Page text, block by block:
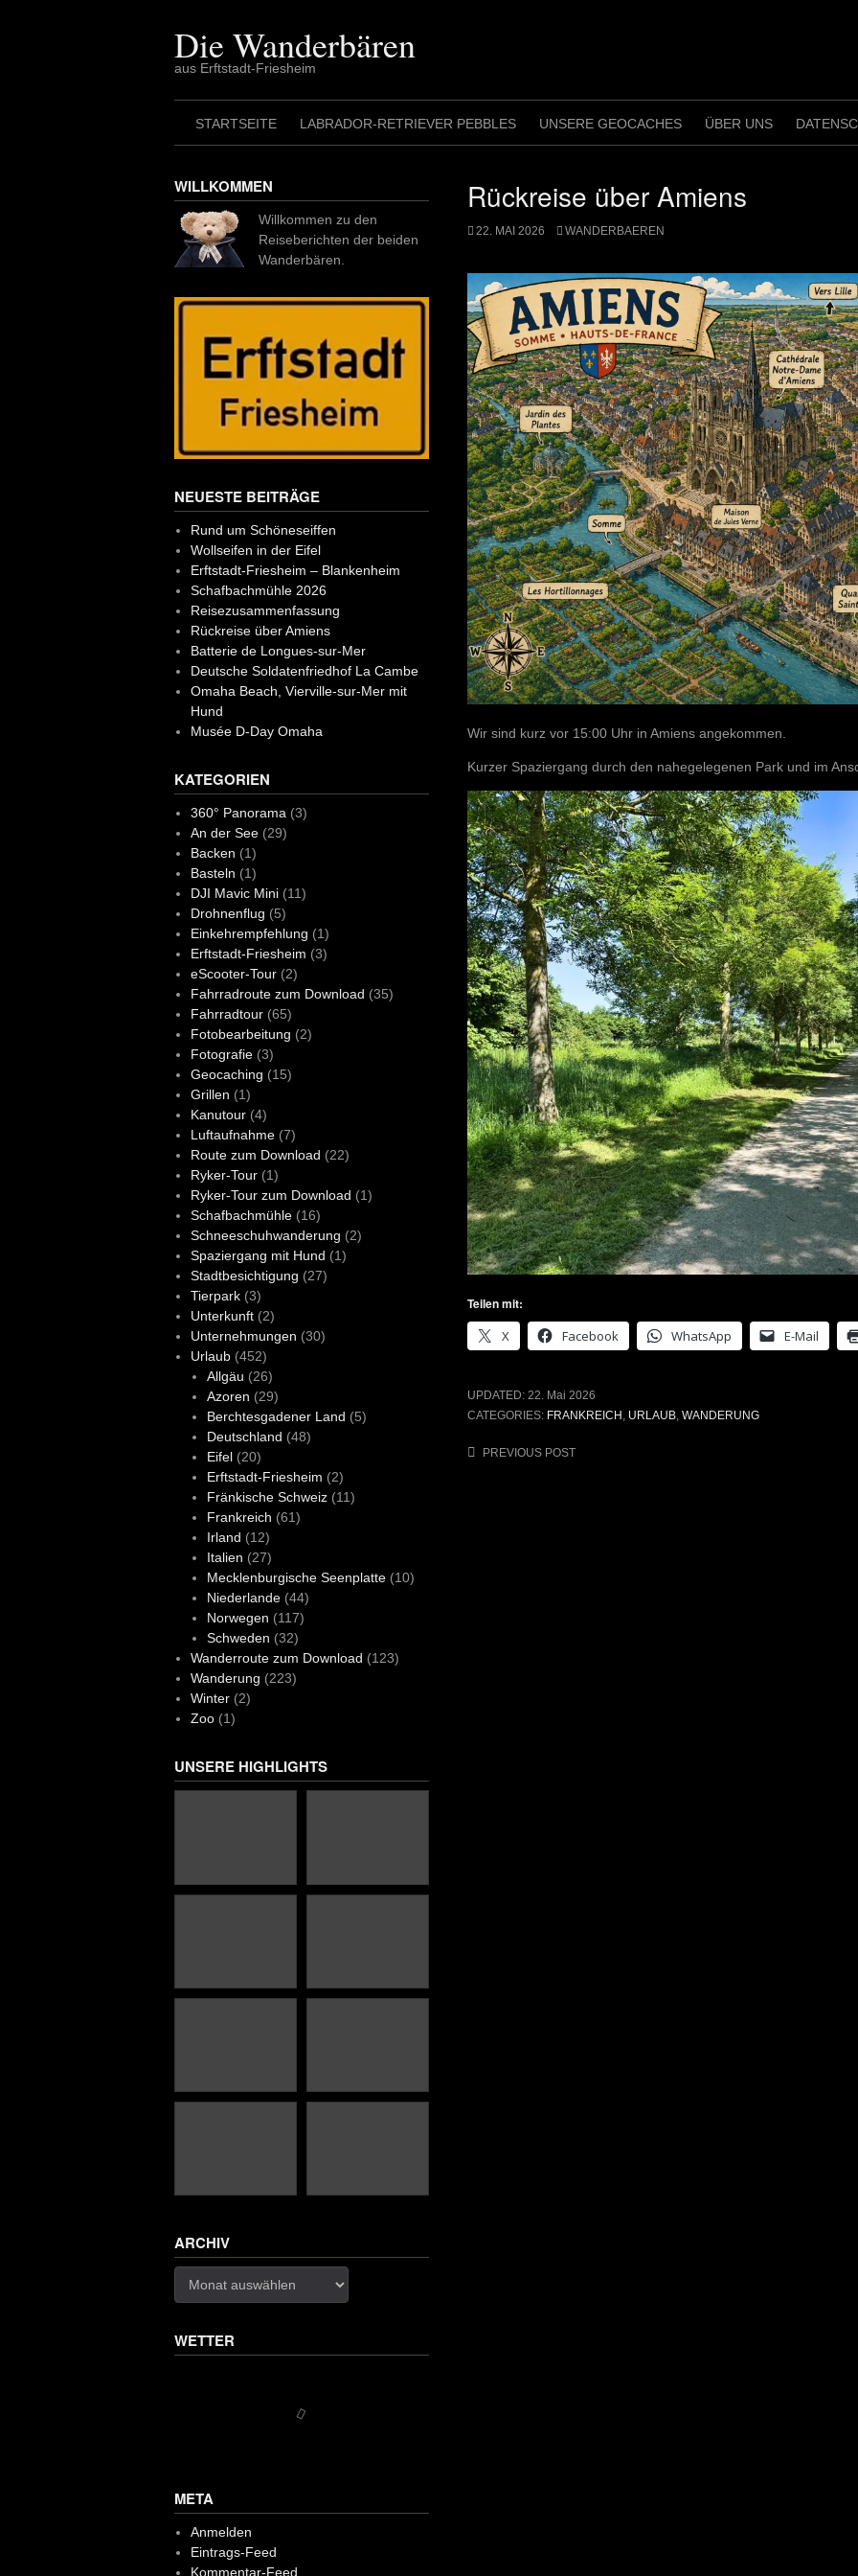
Die Wanderbären
aus Erftstadt-Friesheim
STARTSEITE LABRADOR-RETRIEVER PEBBLES UNSERE GEOCACHES ÜBER UNS
Rückreise über Amiens
22. MAI 2026 WANDERBAEREN
Wir sind kurz vor 15:00 Uhr in Amiens angekommen.
Kurzer Spaziergang durch den nahegelegenen Park und im
Teilen mit:
X
Facebook WhatsApp E-Mail
UPDATED: 22. Mai 2026
CATEGORIES: FRANKREICH , URLAUB, WANDERUNG
PostPREVIOUS POST
WILLKOMMEN
Willkommen zu den
Reiseberichten der beiden
Wanderbären.
NEUESTE BEITRÄGE
Rund um Schöneseiffen
Wollseifen in der Eifel
Erftstadt-Friesheim – Blankenheim
Schafbachmühle 2026
Reisezusammenfassung
Rückreise über Amiens
Batterie de Longues-sur-Mer
Deutsche Soldatenfriedhof La Cambe
Omaha Beach, Vierville-sur-Mer mit
Hund
Musée D-Day Omaha
KATEGORIEN
360° Panorama(3)
An der See(29)
Backen (1)
Basteln (1)
DJI Mavic Mini(11)
Drohnenflug (5)
Einkehrempfehlung (1)
Erftstadt-Friesheim (3)
eScooter-Tour(2)
Fahrradroute zum Download (35)
Fahrradtour(65)
Fotobearbeitung (2)
Fotografie(3)
Geocaching (15)
Grillen (1)
Kanutour(4)
Luftaufnahme(7)
Route zum Download (22)
Ryker-Tour(1)
Ryker-Tour zum Download (1)
Schafbachmühle(16)
Schneeschuhwanderung (2)
Spaziergang mit Hund (1)
Stadtbesichtigung (27)
Tierpark(3)
Unterkunft(2)
Unternehmungen (30)
Urlaub(452)
Allgäu (26)
Azoren (29)
Berchtesgadener Land (5)
Deutschland (48)
Eifel(20)
Erftstadt-Friesheim (2)
Fränkische Schweiz(11)
Frankreich (61)
Irland (12)
Italien (27)
Mecklenburgische Seenplatte(10)
Niederlande(44)
Norwegen (117)
Schweden (32)
Wanderroute zum Download (123)
Wanderung (223)
Winter(2)
Zoo(1)
UNSERE HIGHLIGHTS
ARCHIV
WETTER
META
Anmelden
Eintrags-Feed
Kommentar-Feed